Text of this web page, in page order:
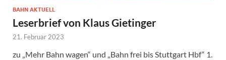
BAHN AKTUELL
Leserbrief von Klaus Gietinger
21. Februar 2023
zu „Mehr Bahn wagen“ und „Bahn frei bis Stuttgart Hbf“ 1.